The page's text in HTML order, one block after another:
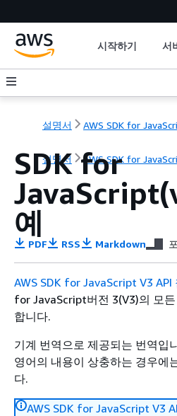
시작하기 서
설명서 AWS SDK for
설명서 AWS SDK for
SDK for
예
PDF RSS Markdown
AWS SDK for JavaScript V3 API
for JavaScript버전 3(V3)의 모
합니다.
기계 번역으로 제공되는 번역입
영어의 내용이 상충하는 경우에
다.
AWS SDK for JavaScript V3